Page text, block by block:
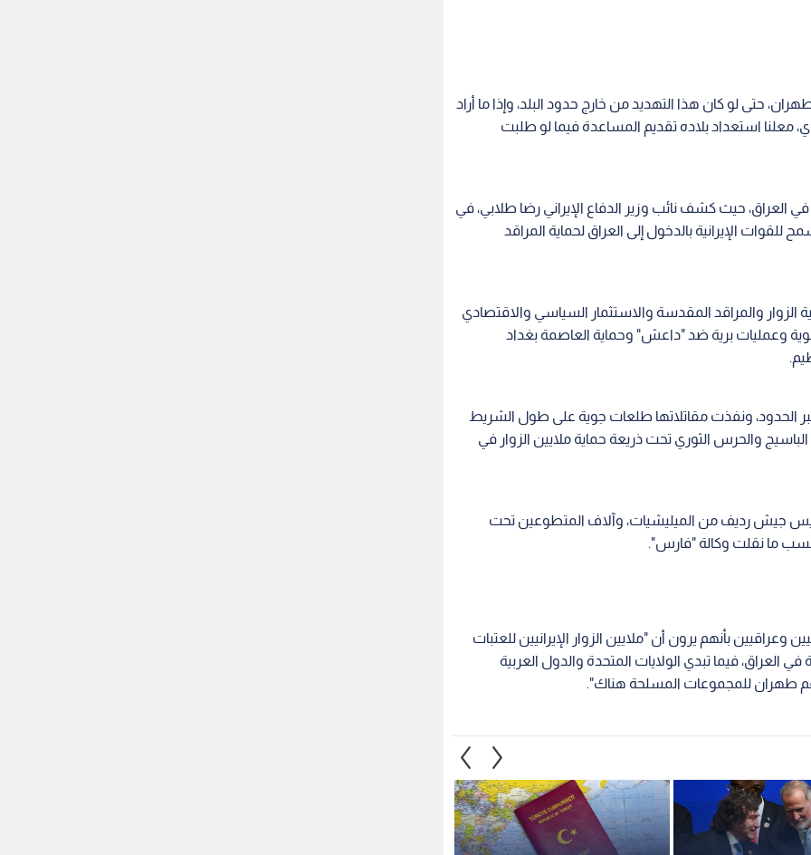
حتى لو كان هذا التهديد من خارج حدود البلد، وإذا ما أراد
معلنا استعداد بلاده تقديم المساعدة فيما لو طلبت
العراق، حيث كشف نائب وزير الدفاع الإيراني رضا طلابي، في
الإيرانية بالدخول إلى العراق لحماية المراقد
الزوار والمراقد المقدسة والاستثمار السياسي والاقتصادي
وعمليات برية ضد "داعش" وحماية العاصمة بغداد
الحدود، ونفذت مقاتلاتها طلعات جوية على طول الشريط
والحرس الثوري تحت ذريعة حماية ملايين الزوار في
جيش رديف من الميليشيات، وآلاف المتطوعين تحت
ما نقلت وكالة "فارس".
بأنهم يرون أن "ملايين الزوار الإيرانيين للعتبات
العراق، فيما تبدي الولايات المتحدة والدول العربية
طهران للمجموعات المسلحة هناك".